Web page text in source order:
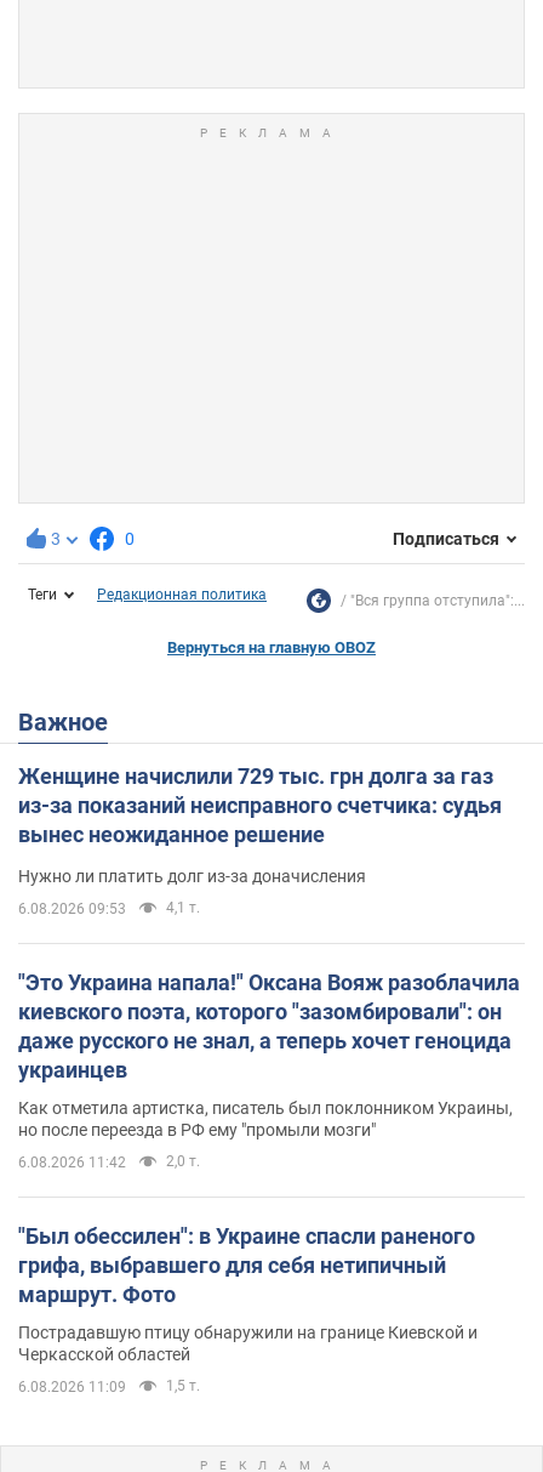
3 0 Подписаться
Теги Редакционная политика "Вся группа отступила":...
Вернуться на главную OBOZ
Важное
Женщине начислили 729 тыс. грн долга за газ
из-за показаний неисправного счетчика: судья
вынес неожиданное решение
Нужно ли платить долг из-за доначисления
6.08.2026 09:53 4,1 т.
"Это Украина напала!" Оксана Вояж разоблачила
киевского поэта, которого "зазомбировали": он
даже русского не знал, а теперь хочет геноцида
украинцев
Как отметила артистка, писатель был поклонником Украины,
но после переезда в РФ ему "промыли мозги"
6.08.2026 11:42 2,0 т.
"Был обессилен": в Украине спасли раненого
грифа, выбравшего для себя нетипичный
маршрут. Фото
Пострадавшую птицу обнаружили на границе Киевской и
Черкасской областей
6.08.2026 11:09 1,5 т.